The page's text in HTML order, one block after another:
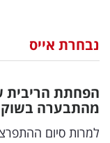
וצרכנות
דיגיטל
וטק
נבחרת אייס
הפחתת הריבית
מהתבערה בשוק |
למרות סיום